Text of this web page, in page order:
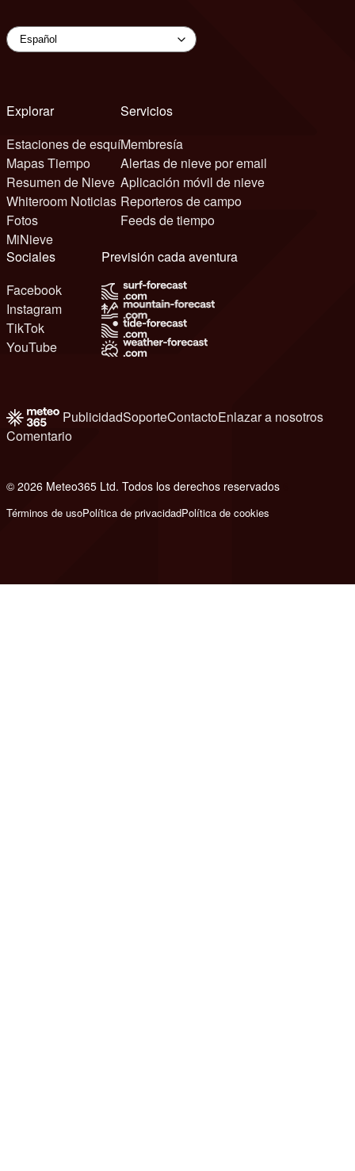
Explorar
Estaciones de esquí
Mapas Tiempo
Resumen de Nieve
Whiteroom Noticias
Fotos
MiNieve
Servicios
Membresía
Alertas de nieve por email
Aplicación móvil de nieve
Reporteros de campo
Feeds de tiempo
Sociales
Facebook
Instagram
TikTok
YouTube
Previsión cada aventura
PublicidadSoporteContactoEnlazar a nosotros
Comentario
© 2026 Meteo365 Ltd. Todos los derechos reservados
Términos de usoPolítica de privacidadPolítica de cookies